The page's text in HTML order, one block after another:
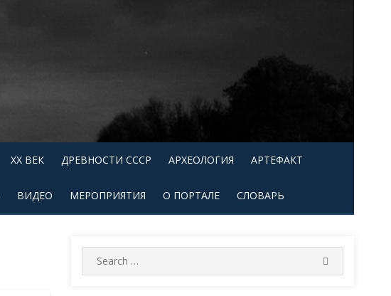
XX ВЕК ДРЕВНОСТИ СССР АРХЕОЛОГИЯ АРТЕФАКТ
ВИДЕО МЕРОПРИЯТИЯ О ПОРТАЛЕ СЛОВАРЬ
Search
for: